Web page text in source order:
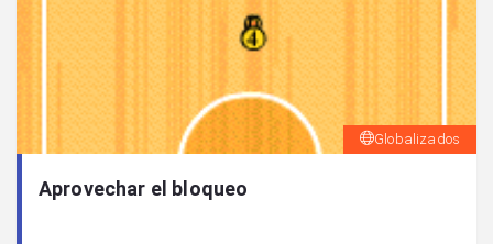
Globalizados
Aprovechar el bloqueo